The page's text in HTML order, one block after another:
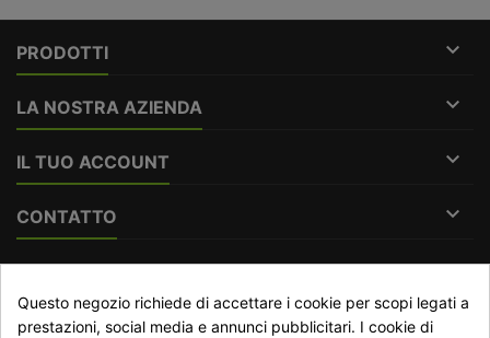
PRODOTTI 
LA NOSTRA AZIENDA 
IL TUO ACCOUNT 
CONTATTO 
Traccia stato del recesso
Questo negozio richiede di accettare i cookie per scopi legati a
prestazioni, social media e annunci pubblicitari. I cookie di